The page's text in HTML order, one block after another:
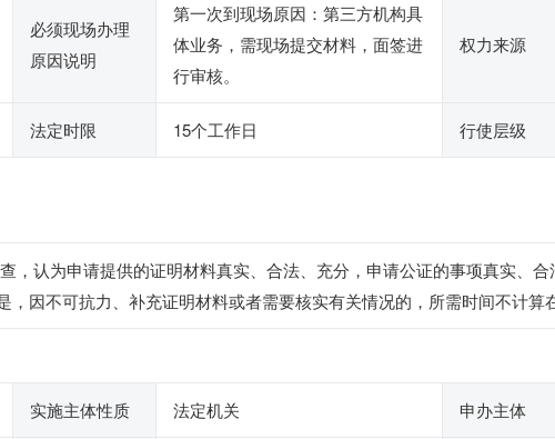
必须现场办理
原因说明
第一次到现场原因：第三方机构具
体业务，需现场提交材料，面签进
行审核。
权力来源
法定时限 15个工作日 行使层级
，认为申请提供的证明材料真实、合法、充分，申请公证的事项真实、
因不可抗力、补充证明材料或者需要核实有关情况的，所需时间不计算
实施主体性质 法定机关 申办主体